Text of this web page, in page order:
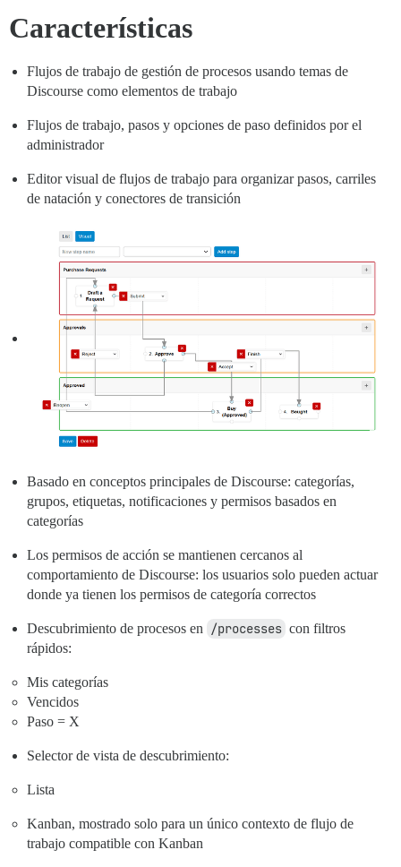
Características
Flujos de trabajo de gestión de procesos usando temas de
Discourse como elementos de trabajo
Flujos de trabajo, pasos y opciones de paso definidos por el
administrador
Editor visual de flujos de trabajo para organizar pasos, carriles
de natación y conectores de transición
Basado en conceptos principales de Discourse: categorías,
grupos, etiquetas, notificaciones y permisos basados en
categorías
Los permisos de acción se mantienen cercanos al
comportamiento de Discourse: los usuarios solo pueden actuar
donde ya tienen los permisos de categoría correctos
Descubrimiento de procesos en /processes con filtros
rápidos:
Mis categorías
Vencidos
Paso = X
Selector de vista de descubrimiento:
Lista
Kanban, mostrado solo para un único contexto de flujo de
trabajo compatible con Kanban